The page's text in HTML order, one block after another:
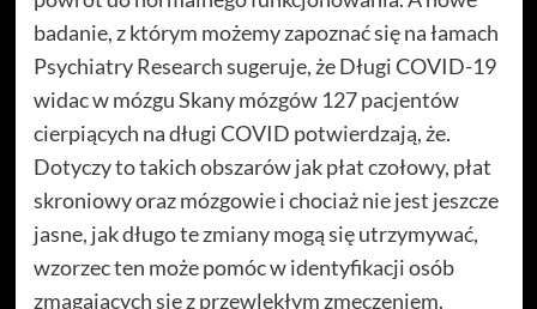
badanie, z którym możemy zapoznać się na łamach
Psychiatry Research sugeruje, że Długi COVID-19
widac w mózgu Skany mózgów 127 pacjentów
cierpiących na długi COVID potwierdzają, że.
Dotyczy to takich obszarów jak płat czołowy, płat
skroniowy oraz mózgowie i chociaż nie jest jeszcze
jasne, jak długo te zmiany mogą się utrzymywać,
wzorzec ten może pomóc w identyfikacji osób
zmagających się z przewlekłym zmęczeniem.